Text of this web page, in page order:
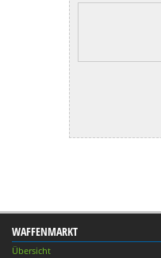
WAFFENMARKT
Übersicht